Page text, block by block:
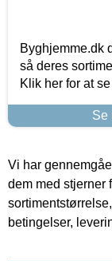
Byghjemme.dk
så deres
Klik her for at
Se
Vi har
dem med stjerner
betingelser,